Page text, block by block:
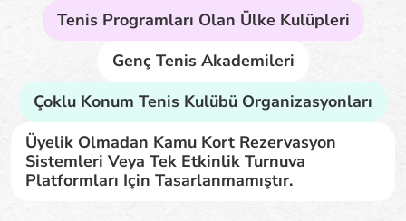
Tenis Programları Olan Ülke Kulüpleri
Genç Tenis Akademileri
Çoklu Konum Tenis Kulübü Organizasyonları
Üyelik Olmadan Kamu Kort Rezervasyon
Sistemleri Veya Tek Etkinlik Turnuva
Platformları Için Tasarlanmamıştır.